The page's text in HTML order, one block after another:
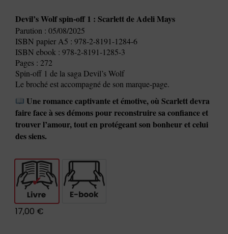
Devil’s Wolf spin-off 1 : Scarlett de Adeli Mays
Parution : 05/08/2025
ISBN papier A5 : 978-2-8191-1284-6
ISBN ebook : 978-2-8191-1285-3
Pages : 272
Spin-off 1 de la saga Devil’s Wolf
Le broché est accompagné de son marque-page.
Une romance captivante et émotive, où Scarlett devra
faire face à ses démons pour reconstruire sa confiance et
trouver l’amour, tout en protégeant son bonheur et celui
des siens.
Livre E-book
17,00 €